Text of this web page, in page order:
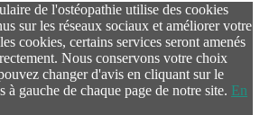
de l'ostéopathie utilise des cookies
sur les réseaux sociaux et améliorer votre
cookies, certains services seront amenés
Nous conservons votre choix
changer d'avis en cliquant sur le
gauche de chaque page de notre site. En